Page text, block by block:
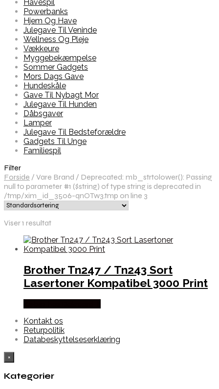
Havespil
Powerbanks
Hjem Og Have
Julegave Til Veninde
Wellness Og Pleje
Vækkeure
Myggebekæmpelse
Sommer Gadgets
Mors Dags Gave
Hundeskåle
Gave Til Nybagt Mor
Julegave Til Hunden
Dåbsgaver
Lamper
Julegave Til Bedsteforældre
Gadgets Til Unge
Familiespil
Filter
Forside / Vare Brand / Deprecated: mb_strtolower(): Passing
null to parameter #1 ($string) of type string is deprecated in
/tmp/xim_id_3506-qnOTw3.tmp on line 3
Viser 1 resultat
Brother Tn247 / Tn243 Sort
Lasertoner Kompatibel 3000 Print
Kontakt os
Returpolitik
Databeskyttelseserklæring
×
Kategorier